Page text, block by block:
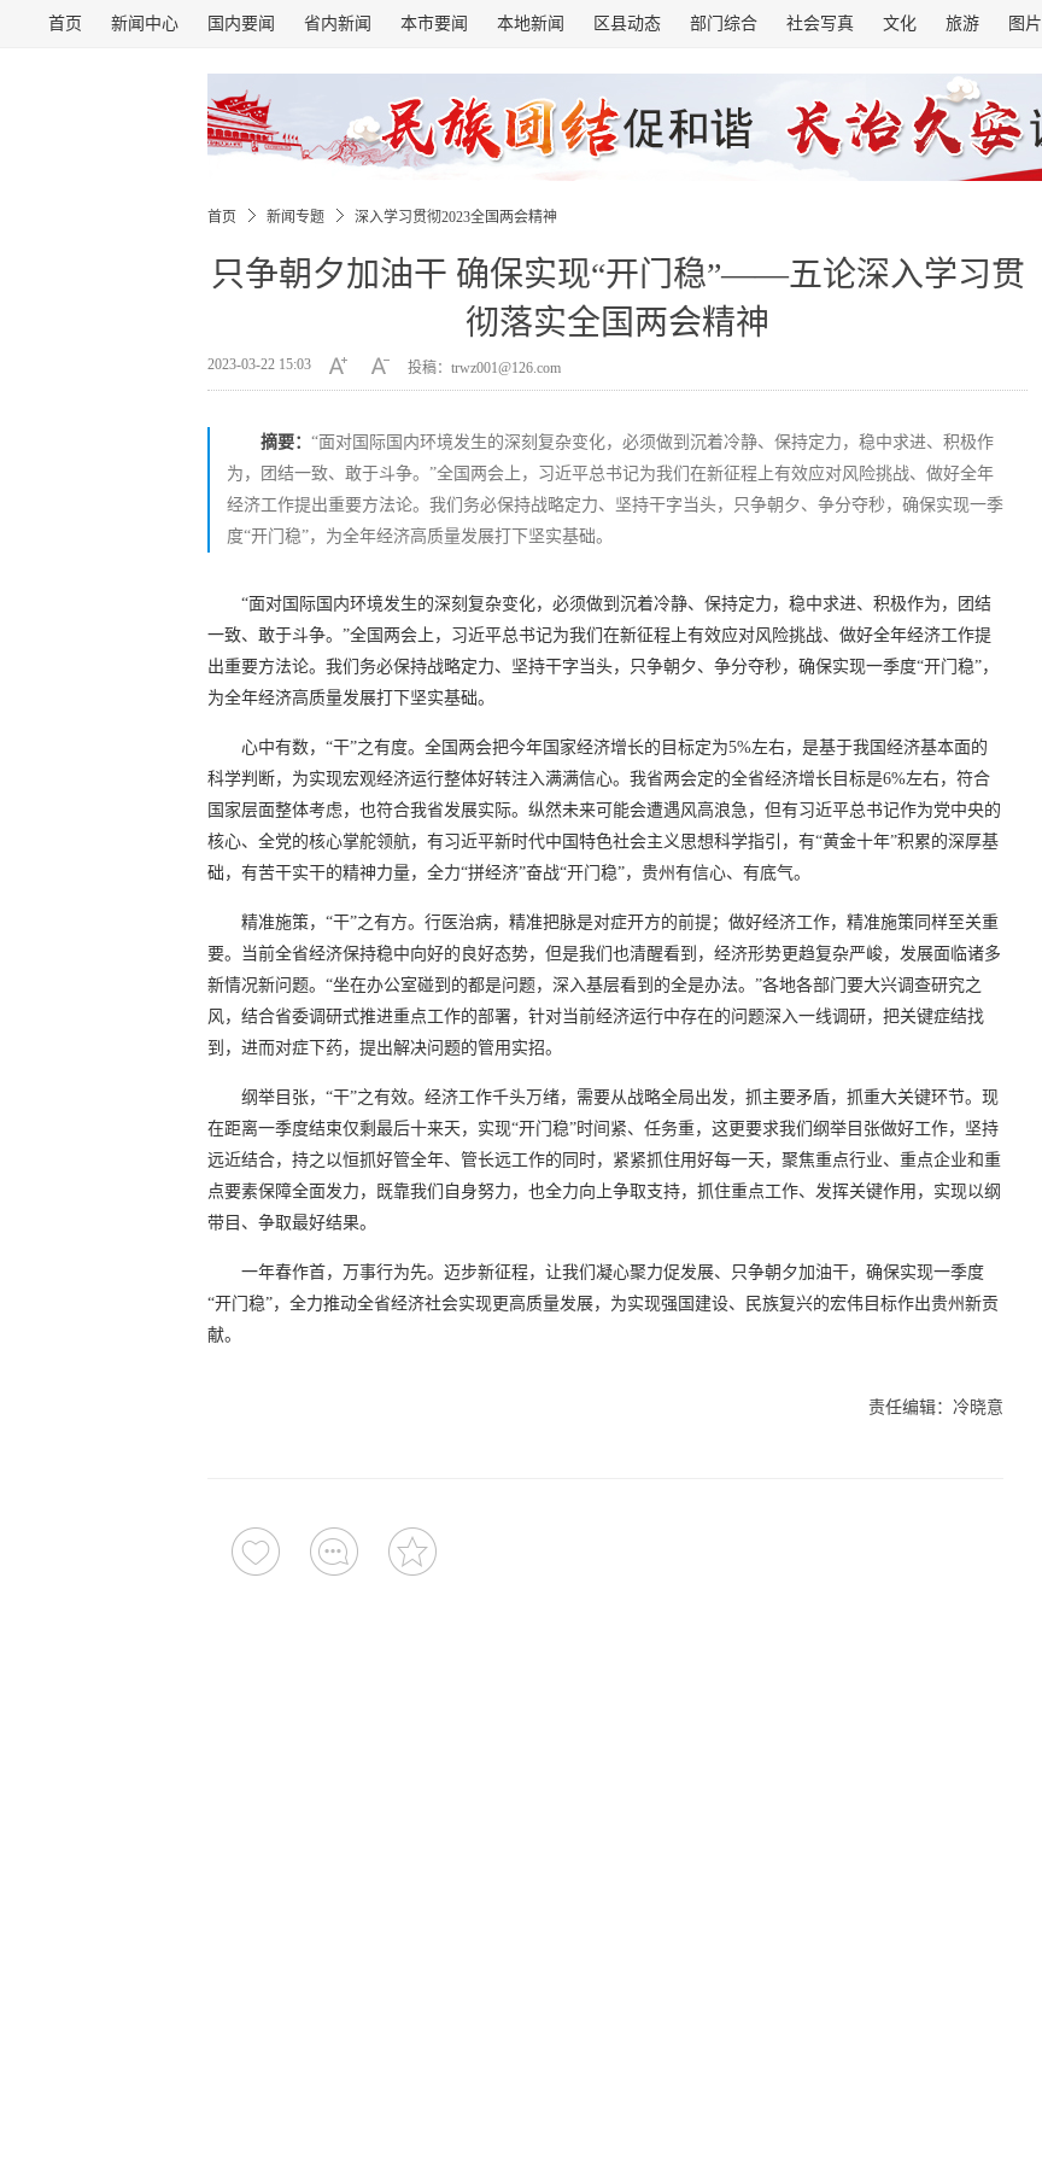
首页 新闻中心 国内要闻 省内新闻 本市要闻 本地新闻 区县动态 部门综合 社会写真 文化 旅游 图片
首页 新闻专题 深入学习贯彻2023全国两会精神
只争朝夕加油干 确保实现“开门稳”——五论深入学习贯
彻落实全国两会精神
2023-03-22 15:03 投稿：trwz001@126.com
摘要： “面对国际国内环境发生的深刻复杂变化，必须做到沉着冷静、保持定力，稳中求进、积极作
为，团结一致、敢于斗争。”全国两会上，习近平总书记为我们在新征程上有效应对风险挑战、做好全年
经济工作提出重要方法论。我们务必保持战略定力、坚持干字当头，只争朝夕、争分夺秒，确保实现一季
度“开门稳”，为全年经济高质量发展打下坚实基础。
“面对国际国内环境发生的深刻复杂变化，必须做到沉着冷静、保持定力，稳中求进、积极作为，团结
一致、敢于斗争。”全国两会上，习近平总书记为我们在新征程上有效应对风险挑战、做好全年经济工作提
出重要方法论。我们务必保持战略定力、坚持干字当头，只争朝夕、争分夺秒，确保实现一季度“开门稳”，
为全年经济高质量发展打下坚实基础。
心中有数，“干”之有度。全国两会把今年国家经济增长的目标定为5%左右，是基于我国经济基本面的
科学判断，为实现宏观经济运行整体好转注入满满信心。我省两会定的全省经济增长目标是6%左右，符合
国家层面整体考虑，也符合我省发展实际。纵然未来可能会遭遇风高浪急，但有习近平总书记作为党中央的
核心、全党的核心掌舵领航，有习近平新时代中国特色社会主义思想科学指引，有“黄金十年”积累的深厚基
础，有苦干实干的精神力量，全力“拼经济”奋战“开门稳”，贵州有信心、有底气。
精准施策，“干”之有方。行医治病，精准把脉是对症开方的前提；做好经济工作，精准施策同样至关重
要。当前全省经济保持稳中向好的良好态势，但是我们也清醒看到，经济形势更趋复杂严峻，发展面临诸多
新情况新问题。“坐在办公室碰到的都是问题，深入基层看到的全是办法。”各地各部门要大兴调查研究之
风，结合省委调研式推进重点工作的部署，针对当前经济运行中存在的问题深入一线调研，把关键症结找
到，进而对症下药，提出解决问题的管用实招。
纲举目张，“干”之有效。经济工作千头万绪，需要从战略全局出发，抓主要矛盾，抓重大关键环节。现
在距离一季度结束仅剩最后十来天，实现“开门稳”时间紧、任务重，这更要求我们纲举目张做好工作，坚持
远近结合，持之以恒抓好管全年、管长远工作的同时，紧紧抓住用好每一天，聚焦重点行业、重点企业和重
点要素保障全面发力，既靠我们自身努力，也全力向上争取支持，抓住重点工作、发挥关键作用，实现以纲
带目、争取最好结果。
一年春作首，万事行为先。迈步新征程，让我们凝心聚力促发展、只争朝夕加油干，确保实现一季度
“开门稳”，全力推动全省经济社会实现更高质量发展，为实现强国建设、民族复兴的宏伟目标作出贵州新贡
献。
责任编辑：冷晓意